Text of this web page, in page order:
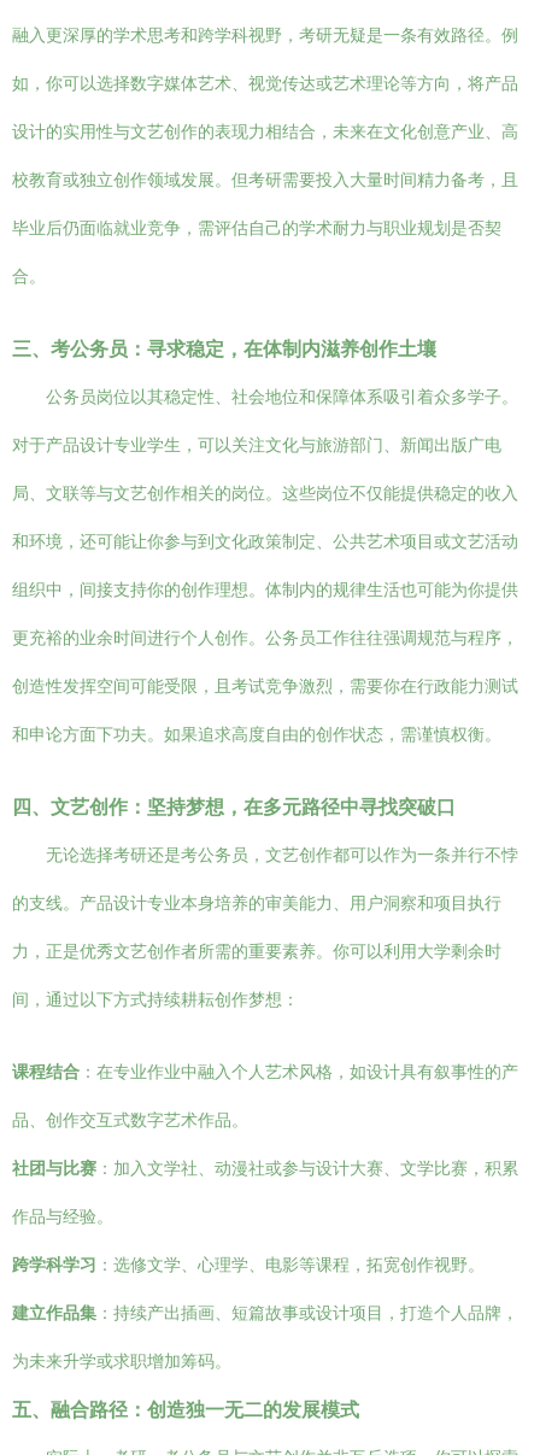
融入更深厚的学术思考和跨学科视野，考研无疑是一条有效路径。例
如，你可以选择数字媒体艺术、视觉传达或艺术理论等方向，将产品
设计的实用性与文艺创作的表现力相结合，未来在文化创意产业、高
校教育或独立创作领域发展。但考研需要投入大量时间精力备考，且
毕业后仍面临就业竞争，需评估自己的学术耐力与职业规划是否契
合。
三、考公务员：寻求稳定，在体制内滋养创作土壤
公务员岗位以其稳定性、社会地位和保障体系吸引着众多学子。
对于产品设计专业学生，可以关注文化与旅游部门、新闻出版广电
局、文联等与文艺创作相关的岗位。这些岗位不仅能提供稳定的收入
和环境，还可能让你参与到文化政策制定、公共艺术项目或文艺活动
组织中，间接支持你的创作理想。体制内的规律生活也可能为你提供
更充裕的业余时间进行个人创作。公务员工作往往强调规范与程序，
创造性发挥空间可能受限，且考试竞争激烈，需要你在行政能力测试
和申论方面下功夫。如果追求高度自由的创作状态，需谨慎权衡。
四、文艺创作：坚持梦想，在多元路径中寻找突破口
无论选择考研还是考公务员，文艺创作都可以作为一条并行不悖
的支线。产品设计专业本身培养的审美能力、用户洞察和项目执行
力，正是优秀文艺创作者所需的重要素养。你可以利用大学剩余时
间，通过以下方式持续耕耘创作梦想：
课程结合 ：在专业作业中融入个人艺术风格，如设计具有叙事性的产
品、创作交互式数字艺术作品。
社团与比赛 ：加入文学社、动漫社或参与设计大赛、文学比赛，积累
作品与经验。
跨学科学习 ：选修文学、心理学、电影等课程，拓宽创作视野。
建立作品集 ：持续产出插画、短篇故事或设计项目，打造个人品牌，
为未来升学或求职增加筹码。
五、融合路径：创造独一无二的发展模式